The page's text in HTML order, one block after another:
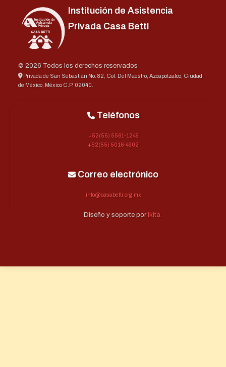
Institución de Asistencia
Privada Casa Betti
© 2026 Todos los derechos reservados
Privada de San Sebastián No. 82, Col. Del Maestro, Azcapotzalco, Ciudad
de México, México C.P. 02040.
Teléfonos
+52(55) 5561-1249
+52(55) 5016-4902
Correo electrónico
info@casabetti.org.mx
Diseño y soporte por Ikita